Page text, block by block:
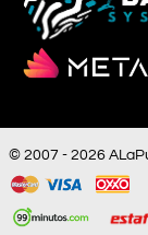
© 2007 - 2026